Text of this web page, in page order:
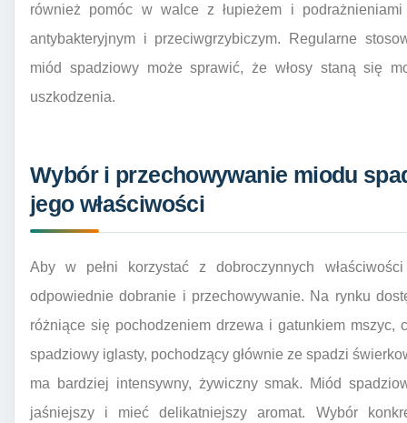
również pomóc w walce z łupieżem i
antybakteryjnym i przeciwgrzybiczym. Regularne
miód spadziowy może sprawić, że włosy staną się
uszkodzenia.
Wybór i przechowywanie miodu
jego właściwości
Aby w pełni korzystać z dobroczynnych
odpowiednie dobranie i przechowywanie. Na rynku
różniące się pochodzeniem drzewa i gatunkiem mszyc,
spadziowy iglasty, pochodzący głównie ze spadzi
ma bardziej intensywny, żywiczny smak. Miód
jaśniejszy i mieć delikatniejszy aromat. Wybór